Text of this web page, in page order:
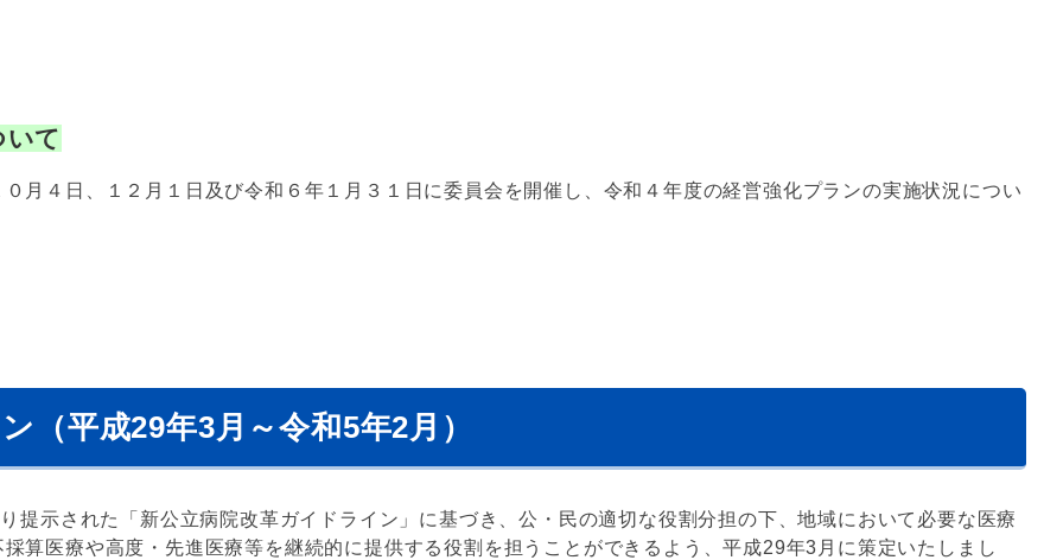
いて
月４日、１２月１日及び令和６年１月３１日に委員会を開催し、令和４年度の経営強化プランの実施状況につい
（平成29年3月～令和5年2月）
提示された「新公立病院改革ガイドライン」に基づき、公・民の適切な役割分担の下、地域において必要な医療
算医療や高度・先進医療等を継続的に提供する役割を担うことができるよう、平成29年3月に策定いたしまし